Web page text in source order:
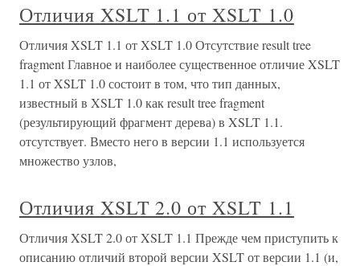
Отличия XSLT 1.1 от XSLT 1.0
Отличия XSLT 1.1 от XSLT 1.0 Отсутствие result tree
fragment Главное и наиболее существенное отличие XSLT
1.1 от XSLT 1.0 состоит в том, что тип данных,
известный в XSLT 1.0 как result tree fragment
(результирующий фрагмент дерева) в XSLT 1.1.
отсутствует. Вместо него в версии 1.1 используется
множество узлов,
Отличия XSLT 2.0 от XSLT 1.1
Отличия XSLT 2.0 от XSLT 1.1 Прежде чем приступить к
описанию отличий второй версии XSLT от версии 1.1 (и,